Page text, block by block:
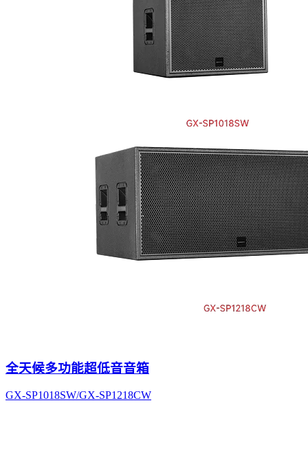
全天候多功能超低音音箱
GX-SP1018SW/GX-SP1218CW